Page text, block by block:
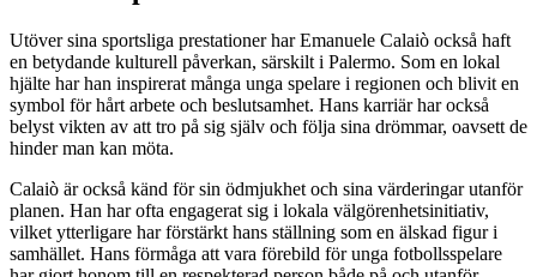
Utöver sina sportsliga prestationer har Emanuele Calaiò också haft
en betydande kulturell påverkan, särskilt i Palermo. Som en lokal
hjälte har han inspirerat många unga spelare i regionen och blivit en
symbol för hårt arbete och beslutsamhet. Hans karriär har också
belyst vikten av att tro på sig själv och följa sina drömmar, oavsett de
hinder man kan möta.
Calaiò är också känd för sin ödmjukhet och sina värderingar utanför
planen. Han har ofta engagerat sig i lokala välgörenhetsinitiativ,
vilket ytterligare har förstärkt hans ställning som en älskad figur i
samhället. Hans förmåga att vara förebild för unga fotbollsspelare